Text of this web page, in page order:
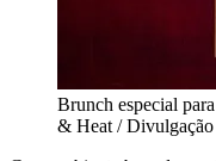
Brunch especial
& Heat / Divulgação